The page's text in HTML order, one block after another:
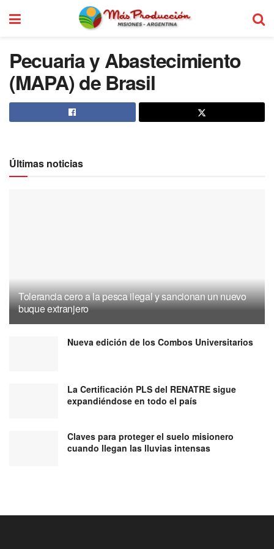
Pecuaria y Abastecimiento
(MAPA) de Brasil
Últimas noticias
Tolerancia cero a la pesca ilegal y sancionan un nuevo
buque extranjero
Nueva edición de los Combos Universitarios
La Certificación PLS del RENATRE sigue
expandiéndose en todo el país
Claves para proteger el suelo misionero
cuando llegan las lluvias intensas